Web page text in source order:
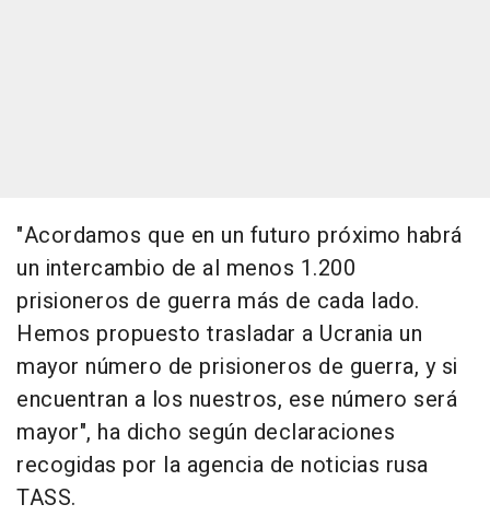
"Acordamos que en un futuro próximo habrá
un intercambio de al menos 1.200
prisioneros de guerra más de cada lado.
Hemos propuesto trasladar a Ucrania un
mayor número de prisioneros de guerra, y si
encuentran a los nuestros, ese número será
mayor", ha dicho según declaraciones
recogidas por la agencia de noticias rusa
TASS.